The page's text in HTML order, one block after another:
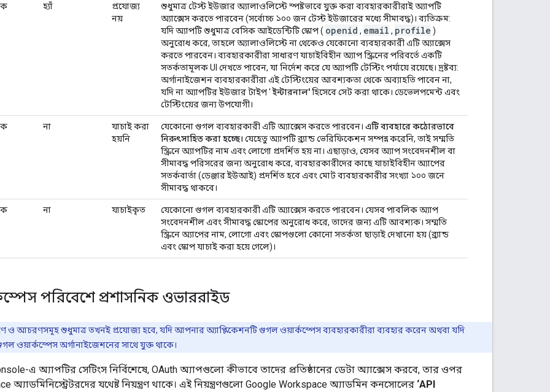
হ্যাঁ
প্রযোজ্য
নয়
শুধুমাত্র টেস্ট ইউজার অ্যালাওলিস্টে স্পষ্টভাবে যুক্ত করা ব্যবহারকারীরাই অ্যাপটি
অ্যাক্সেস করতে পারবেন (সর্বোচ্চ ১০০ জন টেস্ট ইউজারের মধ্যে সীমাবদ্ধ)। ব্যতিক্রম:
যদি অ্যাপটি শুধুমাত্র বেসিক আইডেন্টিটি স্কোপ ( openid , email , profile )
অনুরোধ করে, তাহলে অ্যালাওলিস্টে না থেকেও যেকোনো ব্যবহারকারী এটি অ্যাক্সেস
করতে পারবেন। ব্যবহারকারীরা সাধারণ যাচাইবিহীন অ্যাপ স্ক্রিনের পরিবর্তে একটি
সতর্কতামূলক UI দেখতে পাবেন, যা নির্দেশ করে যে অ্যাপটি টেস্টিং পর্যায়ে রয়েছে। দ্রষ্টব্য:
অর্গানাইজেশন ব্যবহারকারীরা এই টেস্টিংয়ের আবশ্যকতা থেকে অব্যাহতি পাবেন না,
যদি না অ্যাপটির ইউজার টাইপ 'ইন্টারনাল'হিসেবে সেট করা থাকে। ডেভেলপমেন্ট এবং
টেস্টিংয়ের জন্য উপযোগী।
না
যাচাই করা
হয়নি
যেকোনো গুগল ব্যবহারকারী এটি অ্যাক্সেস করতে পারবেন। এটি ব্যবহারে কঠোরভাবে
নিরুৎসাহিত করা হচ্ছে। যেহেতু অ্যাপটি ব্র্যান্ড ভেরিফিকেশন সম্পন্ন করেনি, তাই সম্মতি
স্ক্রিনে অ্যাপটির নাম এবং লোগো প্রদর্শিত হয় না। এছাড়াও, যেসব অ্যাপ সংবেদনশীল বা
সীমাবদ্ধ পরিসরের জন্য অনুরোধ করে, ব্যবহারকারীদের কাছে যাচাইবিহীন অ্যাপের
সতর্কবার্তা (ডেঞ্জার ইউআই) প্রদর্শিত হবে এবং মোট ব্যবহারকারীর সংখ্যা ১০০ জনে
সীমাবদ্ধ থাকবে।
না যাচাইকৃত
যেকোনো গুগল ব্যবহারকারী এটি অ্যাক্সেস করতে পারবেন। যেসব পাবলিক অ্যাপ
সংবেদনশীল এবং সীমাবদ্ধ স্কোপের অনুরোধ করে, তাদের জন্য এটি আবশ্যক। সম্মতি
স্ক্রিনে অ্যাপের নাম, লোগো এবং স্কোপগুলো কোনো সতর্কতা ছাড়াই দেখানো হয় (ব্র্যান্ড
এবং স্কোপ যাচাই করা হয়ে গেলে)।
পরিবেশে প্রশাসনিক ওভাররাইড
ও আচরণসমূহ শুধুমাত্র তখনই প্রযোজ্য হবে, যদি আপনার অ্যাপ্লিকেশনটি গুগল ওয়ার্কস্পেস ব্যবহারকারীরা ব্যবহার করেন অথবা যদি
ওয়ার্কস্পেস অর্গানাইজেশনের সাথে যুক্ত থাকে।
এ অ্যাপটির সেটিংস নির্বিশেষে, OAuth অ্যাপগুলো কীভাবে তাদের প্রতিষ্ঠানের ডেটা অ্যাক্সেস করবে, তার ওপর
অ্যাডমিনিস্ট্রেটরদের যথেষ্ট নিয়ন্ত্রণ থাকে। এই নিয়ন্ত্রণগুলো Google Workspace অ্যাডমিন কনসোলের ‘API